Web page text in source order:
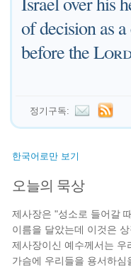
of decision as
before the
정기구독:
한국어로만 보기
오늘의 묵상
제사장은 "성소로 들어갈
이름을 달았는데 이것은
제사장이신 예수께서는 우
가슴에 우리들을 용서하